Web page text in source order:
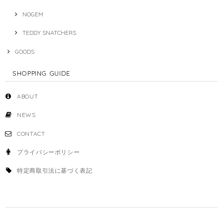
NOGEM
TEDDY SNATCHERS
GOODS
SHOPPING GUIDE
ABOUT
NEWS
CONTACT
プライバシーポリシー
特定商取引法に基づく表記